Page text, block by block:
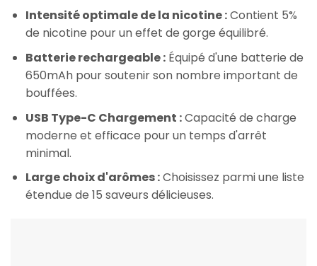
Intensité optimale de la nicotine :Contient 5%
de nicotine pour un effet de gorge équilibré.
Batterie rechargeable :Équipé d'une batterie de
650mAh pour soutenir son nombre important de
bouffées.
USB Type-C Chargement :Capacité de charge
moderne et efficace pour un temps d'arrêt
minimal.
Large choix d'arômes :Choisissez parmi une liste
étendue de 15 saveurs délicieuses.